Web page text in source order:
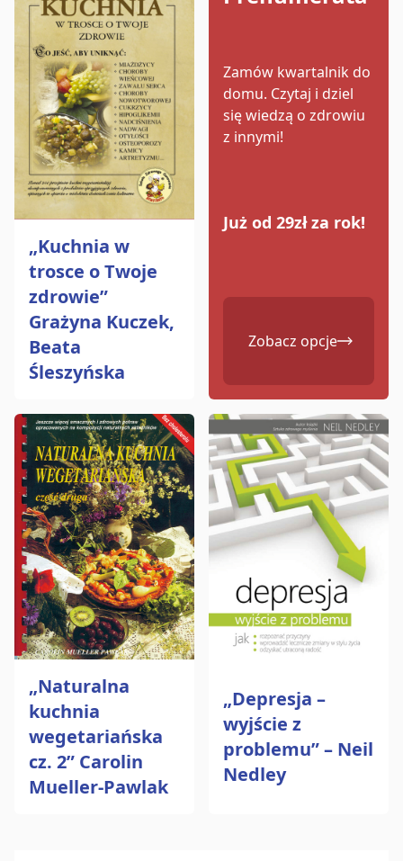
„Kuchnia w
trosce o Twoje
zdrowie”
Grażyna Kuczek,
Beata
Śleszyńska
Zamów kwartalnik do
domu. Czytaj i dziel
się wiedzą o zdrowiu
z innymi!
Już od 29zł za rok!
Zobacz opcje
„Naturalna
kuchnia
wegetariańska
cz. 2” Carolin
Mueller-Pawlak
„Depresja –
wyjście z
problemu” – Neil
Nedley